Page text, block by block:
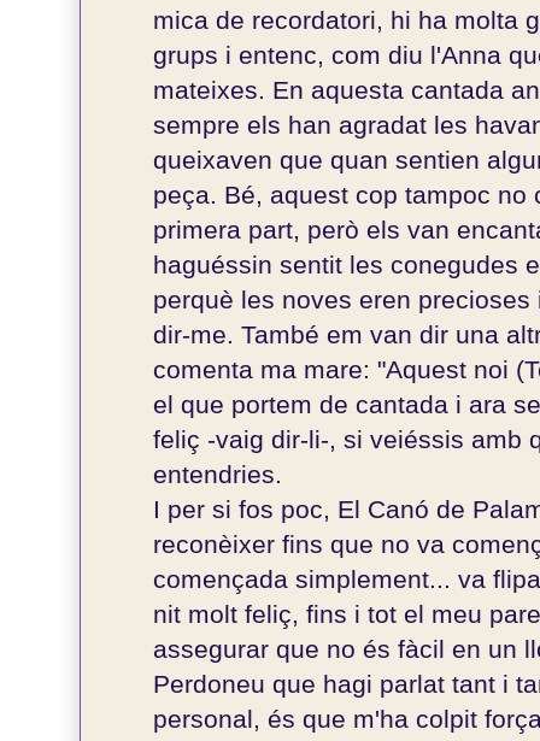
mica de recordatori, hi ha molta
grups i entenc, com diu l'Anna
mateixes. En aquesta cantada
sempre els han agradat les
queixaven que quan sentien
peça. Bé, aquest cop tampoc
primera part, però els van
haguéssin sentit les conegudes
perquè les noves eren
dir-me. També em van dir una
comenta ma mare: "Aquest noi
el que portem de cantada i ara
feliç -vaig dir-li-, si veiéssis amb
entendries.
I per si fos poc, El Canó de
reconèixer fins que no va
començada simplement... va
nit molt feliç, fins i tot el meu
assegurar que no és fàcil en un
Perdoneu que hagi parlat tant i
personal, és que m'ha colpit